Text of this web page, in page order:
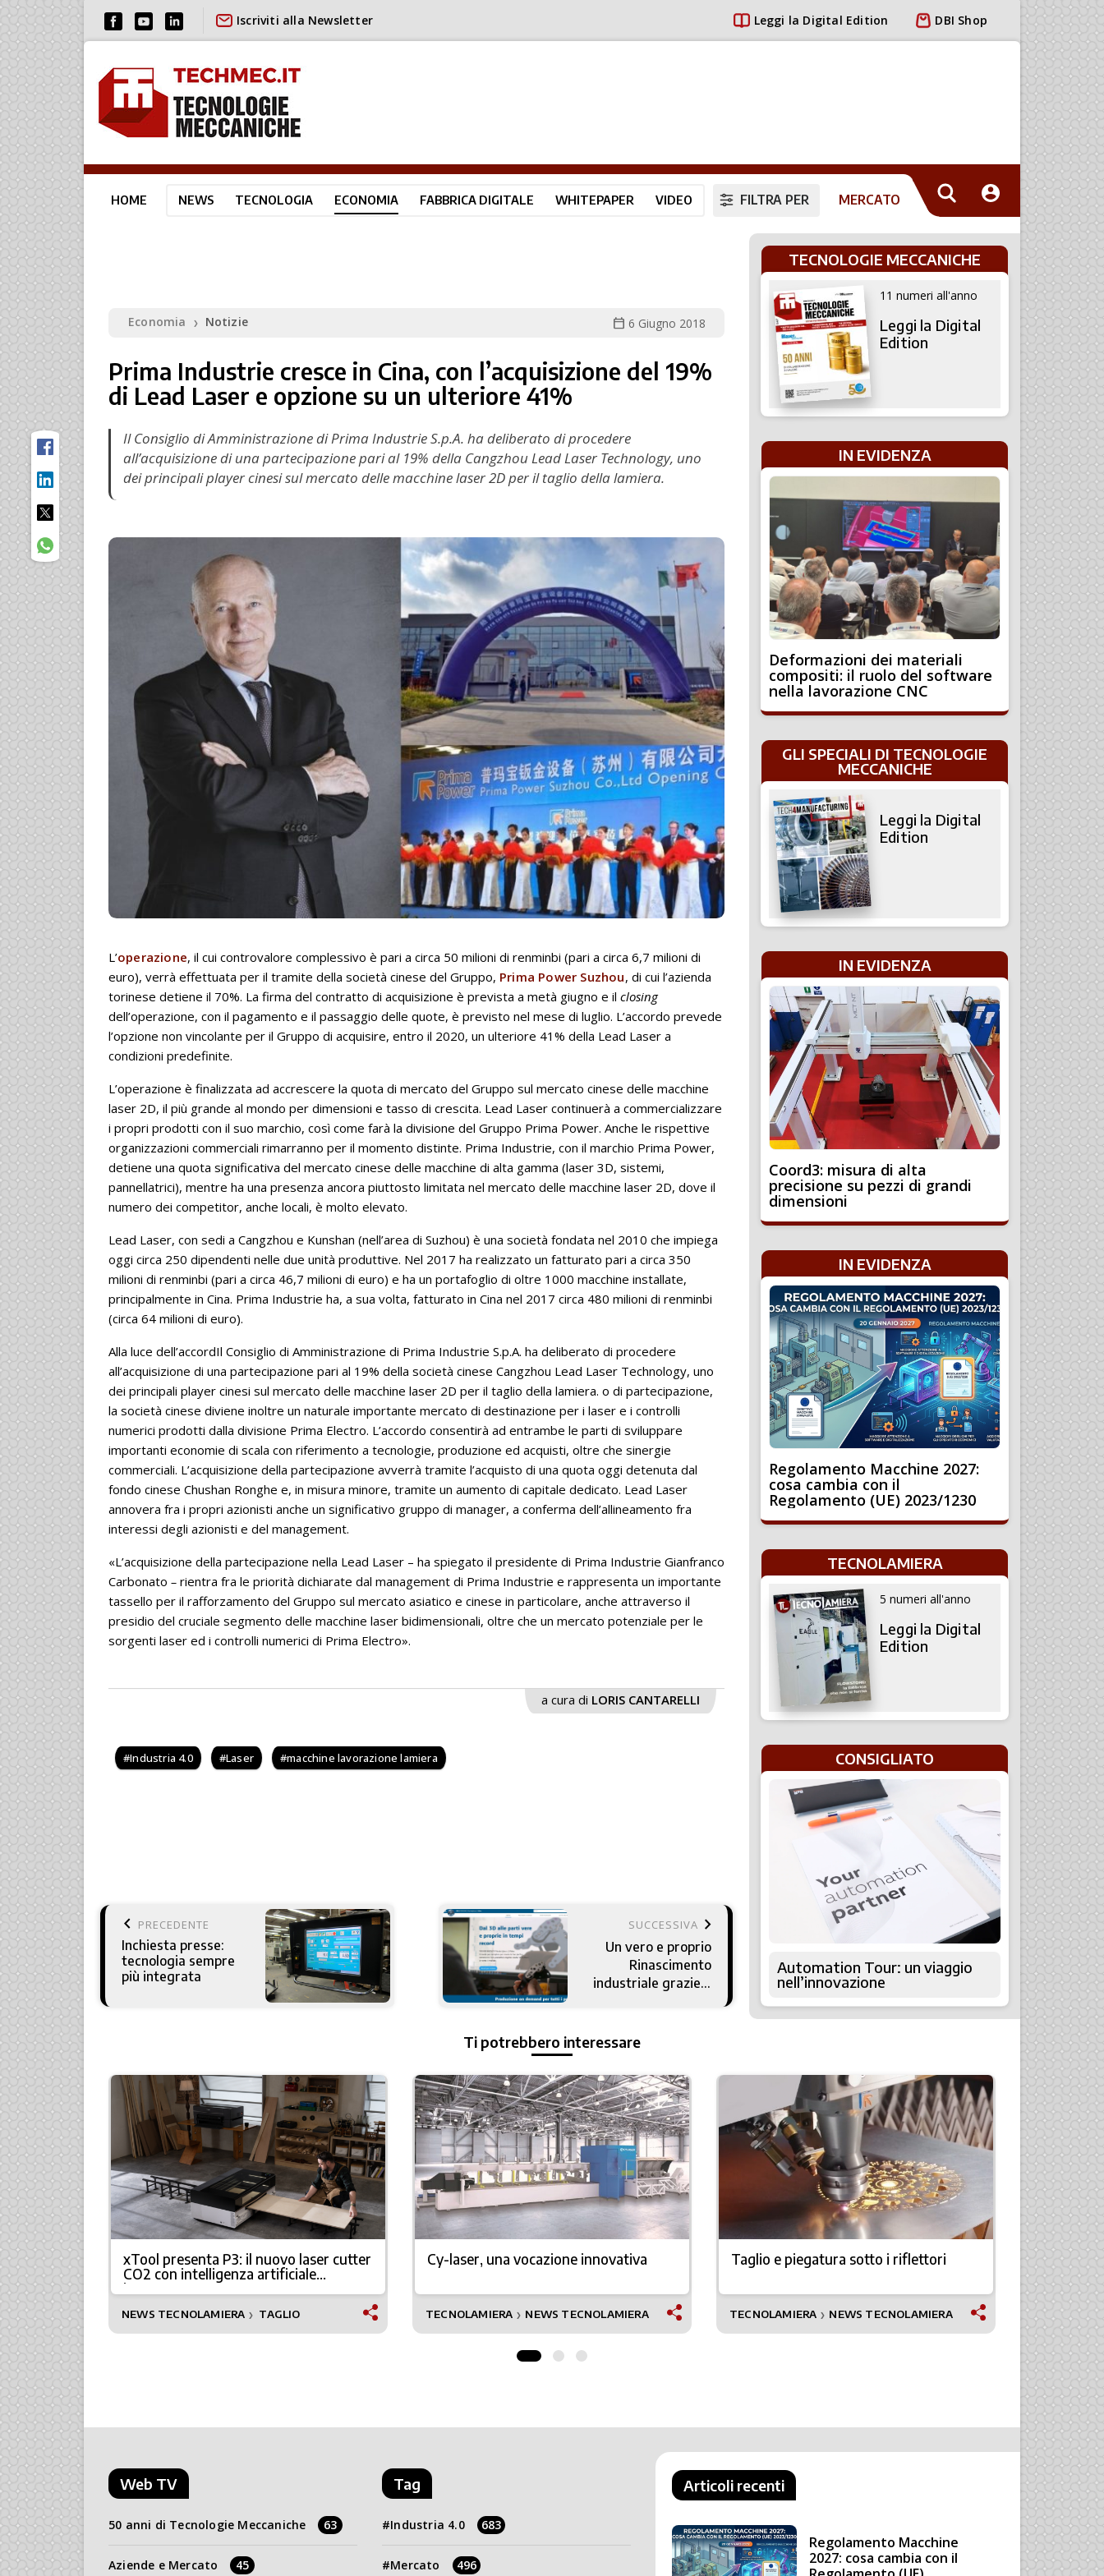
Iscriviti alla Newsletter Leggi la Digital Edition DBI Shop
HOME NEWS TECNOLOGIA ECONOMIA FABBRICA DIGITALE WHITEPAPER VIDEO FILTRA PER MERCATO
Economia ❯ Notizie calendar_today 6 Giugno 2018
Prima Industrie cresce in Cina, con l’acquisizione del 19%
di Lead Laser e opzione su un ulteriore 41%
Il Consiglio di Amministrazione di Prima Industrie S.p.A. ha deliberato di procedere
all’acquisizione di una partecipazione pari al 19% della Cangzhou Lead Laser Technology, uno
dei principali player cinesi sul mercato delle macchine laser 2D per il taglio della lamiera.
L’operazione, il cui controvalore complessivo è pari a circa 50 milioni di renminbi (pari a circa 6,7 milioni di
euro), verrà effettuata per il tramite della società cinese del Gruppo, Prima Power Suzhou, di cui l’azienda
torinese detiene il 70%. La firma del contratto di acquisizione è prevista a metà giugno e il closing
dell’operazione, con il pagamento e il passaggio delle quote, è previsto nel mese di luglio. L’accordo prevede
l’opzione non vincolante per il Gruppo di acquisire, entro il 2020, un ulteriore 41% della Lead Laser a
condizioni predefinite.
L’operazione è finalizzata ad accrescere la quota di mercato del Gruppo sul mercato cinese delle macchine
laser 2D, il più grande al mondo per dimensioni e tasso di crescita. Lead Laser continuerà a commercializzare
i propri prodotti con il suo marchio, così come farà la divisione del Gruppo Prima Power. Anche le rispettive
organizzazioni commerciali rimarranno per il momento distinte. Prima Industrie, con il marchio Prima Power,
detiene una quota significativa del mercato cinese delle macchine di alta gamma (laser 3D, sistemi,
pannellatrici), mentre ha una presenza ancora piuttosto limitata nel mercato delle macchine laser 2D, dove il
numero dei competitor, anche locali, è molto elevato.
Lead Laser, con sedi a Cangzhou e Kunshan (nell’area di Suzhou) è una società fondata nel 2010 che impiega
oggi circa 250 dipendenti nelle due unità produttive. Nel 2017 ha realizzato un fatturato pari a circa 350
milioni di renminbi (pari a circa 46,7 milioni di euro) e ha un portafoglio di oltre 1000 macchine installate,
principalmente in Cina. Prima Industrie ha, a sua volta, fatturato in Cina nel 2017 circa 480 milioni di renminbi
(circa 64 milioni di euro).
Alla luce dell’accordIl Consiglio di Amministrazione di Prima Industrie S.p.A. ha deliberato di procedere
all’acquisizione di una partecipazione pari al 19% della società cinese Cangzhou Lead Laser Technology, uno
dei principali player cinesi sul mercato delle macchine laser 2D per il taglio della lamiera. o di partecipazione,
la società cinese diviene inoltre un naturale importante mercato di destinazione per i laser e i controlli
numerici prodotti dalla divisione Prima Electro. L’accordo consentirà ad entrambe le parti di sviluppare
importanti economie di scala con riferimento a tecnologie, produzione ed acquisti, oltre che sinergie
commerciali. L’acquisizione della partecipazione avverrà tramite l’acquisto di una quota oggi detenuta dal
fondo cinese Chushan Ronghe e, in misura minore, tramite un aumento di capitale dedicato. Lead Laser
annovera fra i propri azionisti anche un significativo gruppo di manager, a conferma dell’allineamento fra
interessi degli azionisti e del management.
«L’acquisizione della partecipazione nella Lead Laser – ha spiegato il presidente di Prima Industrie Gianfranco
Carbonato – rientra fra le priorità dichiarate dal management di Prima Industrie e rappresenta un importante
tassello per il rafforzamento del Gruppo sul mercato asiatico e cinese in particolare, anche attraverso il
presidio del cruciale segmento delle macchine laser bidimensionali, oltre che un mercato potenziale per le
sorgenti laser ed i controlli numerici di Prima Electro».
a cura di LORIS CANTARELLI
Industria 4.0 Laser macchine lavorazione lamiera
keyboard_arrow_left PRECEDENTE
Inchiesta presse:
tecnologia sempre
più integrata
SUCCESSIVA keyboard_arrow_right
Un vero e proprio
Rinascimento
industriale grazie a
TECNOLOGIE MECCANICHE
11 numeri all'anno
Leggi la Digital
Edition
IN EVIDENZA
Deformazioni dei materiali
compositi: il ruolo del software
nella lavorazione CNC
GLI SPECIALI DI TECNOLOGIE
MECCANICHE
Leggi la Digital
Edition
IN EVIDENZA
Coord3: misura di alta
precisione su pezzi di grandi
dimensioni
IN EVIDENZA
Regolamento Macchine 2027:
cosa cambia con il
Regolamento (UE) 2023/1230
TECNOLAMIERA
5 numeri all'anno
Leggi la Digital
Edition
CONSIGLIATO
Automation Tour: un viaggio
nell’innovazione
Ti potrebbero interessare
laser
xTool presenta P3: il nuovo laser cutter
CO2 con intelligenza artificiale
integrata
NEWS TECNOLAMIERA ❯ TAGLIO
Cy-laser, una vocazione innovativa
TECNOLAMIERA ❯ NEWS TECNOLAMIERA
Taglio e piegatura sotto i riflettori
TECNOLAMIERA ❯ NEWS TECNOLAMIERA
Il laser
2023
Web TV
50 anni di Tecnologie Meccaniche 63
Aziende e Mercato 45
Tag
Industria 4.0 683
Mercato 496
Articoli recenti
Regolamento Macchine
2027: cosa cambia con il